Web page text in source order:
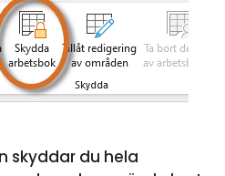
skyddar du hela